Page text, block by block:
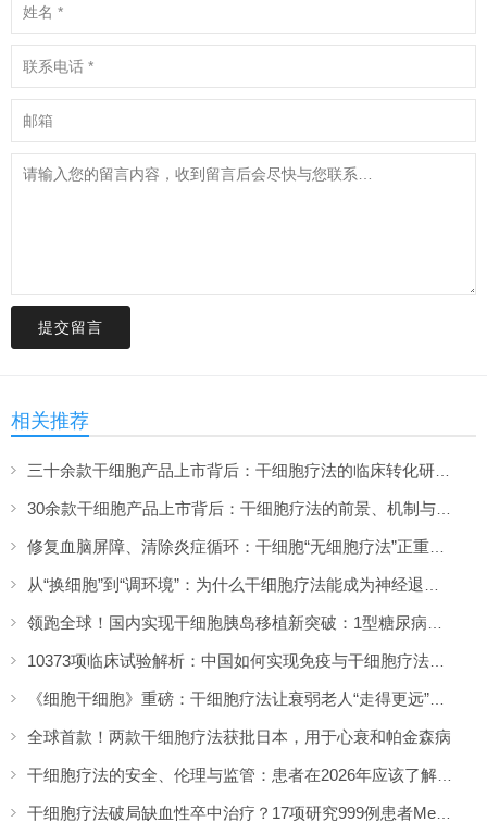
提交留言
相关推荐
全球首款！两款干细胞疗法获批日本，用于心衰和帕金森病